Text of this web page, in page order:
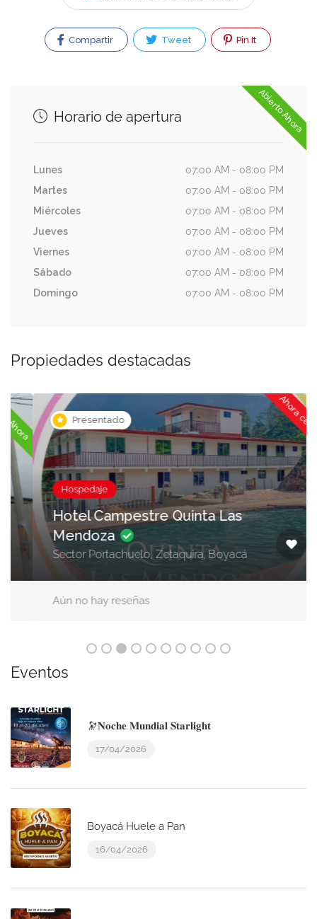
Compartir Tweet Pin It
Abierto Ahora
Horario de apertura
Lunes
07:00 AM - 08:00 PM
Martes
07:00 AM - 08:00 PM
Miércoles
07:00 AM - 08:00 PM
Jueves
07:00 AM - 08:00 PM
Viernes
07:00 AM - 08:00 PM
Sábado
07:00 AM - 08:00 PM
Domingo
07:00 AM - 08:00 PM
Propiedades destacadas
Presentado Ahora cerrado
Hospedaje
Hotel Campestre Quinta Las
Mendoza
Sector Portachuelo, Zetaquira, Boyacá
Aún no hay reseñas
Eventos
🔭𝐍𝐨𝐜𝐡𝐞 𝐌𝐮𝐧𝐝𝐢𝐚𝐥 𝐒𝐭𝐚𝐫𝐥𝐢𝐠𝐡𝐭
17/04/2026
Boyacá Huele a Pan
16/04/2026